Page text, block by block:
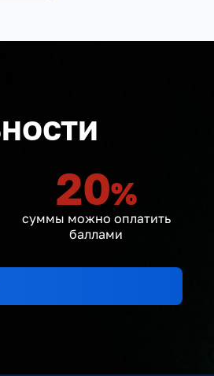
20%
суммы можно оплатить
баллами